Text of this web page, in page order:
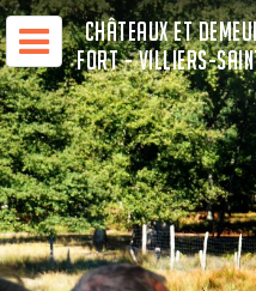
CHÂTEAUX ET
FORT - VILLIERS-